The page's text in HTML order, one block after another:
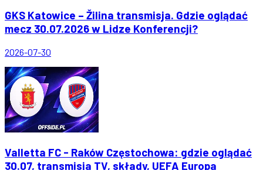
GKS Katowice – Žilina transmisja. Gdzie oglądać
mecz 30.07.2026 w Lidze Konferencji?
2026-07-30
Valletta FC - Raków Częstochowa: gdzie oglądać
30.07, transmisja TV, składy, UEFA Europa